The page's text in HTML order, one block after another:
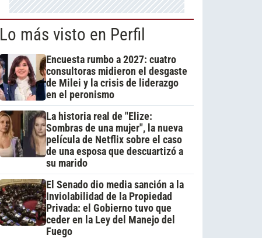
Lo más visto en Perfil
Encuesta rumbo a 2027: cuatro
consultoras midieron el desgaste
de Milei y la crisis de liderazgo
en el peronismo
La historia real de "Elize:
Sombras de una mujer", la nueva
película de Netflix sobre el caso
de una esposa que descuartizó a
su marido
El Senado dio media sanción a la
Inviolabilidad de la Propiedad
Privada: el Gobierno tuvo que
ceder en la Ley del Manejo del
Fuego